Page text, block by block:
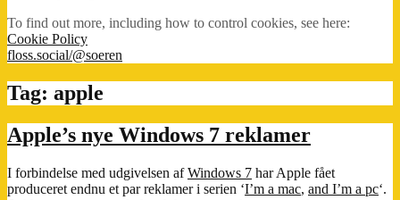
To find out more, including how to control cookies, see here:
Cookie Policy
floss.social/@soeren
Tag: apple
Apple’s nye Windows 7 reklamer
I forbindelse med udgivelsen afWindows 7 har Apple fået
produceret endnu et par reklamer i serien ‘I’m a mac, and I’m a pc‘.